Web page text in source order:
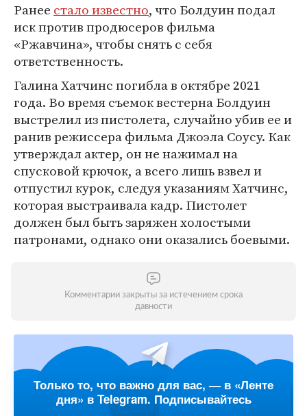
Ранее стало известно, что Болдуин подал
иск против продюсеров фильма
«Ржавчина», чтобы снять с себя
ответственность.
Галина Хатчинс погибла в октябре 2021
года. Во время съемок вестерна Болдуин
выстрелил из пистолета, случайно убив ее и
ранив режиссера фильма Джоэла Соусу. Как
утверждал актер, он не нажимал на
спусковой крючок, а всего лишь взвел и
отпустил курок, следуя указаниям Хатчинс,
которая выстраивала кадр. Пистолет
должен был быть заряжен холостыми
патронами, однако они оказались боевыми.
Комментарии закрыты за истечением срока
давности
Только то, что важно для вас, — в «Ленте
дня» в Telegram. Подписывайтесь